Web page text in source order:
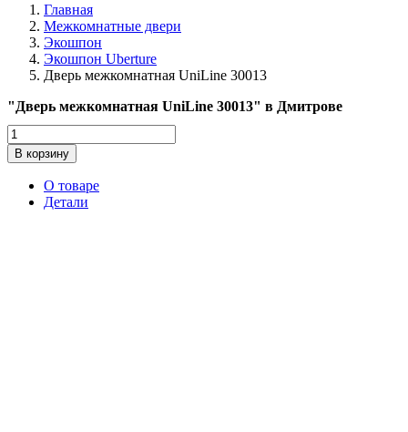
Главная
Межкомнатные двери
Экошпон
Экошпон Uberture
Дверь межкомнатная UniLine 30013
"Дверь межкомнатная UniLine 30013" в Дмитрове
Количество
товара
Дверь
межкомнатная
UniLine
В корзину
О товаре
Детали